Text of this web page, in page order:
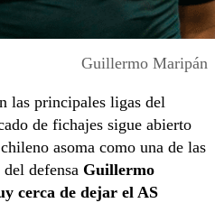
Guillermo Maripán
las principales ligas del
de fichajes sigue abierto
asoma como una de las
del defensa Guillermo
cerca de dejar el AS